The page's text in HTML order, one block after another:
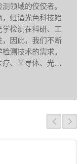
领域的佼佼者。
虹谱光色科技始
检测在科研、工
因此，我们不断
测技术的需求。
、半导体、光电